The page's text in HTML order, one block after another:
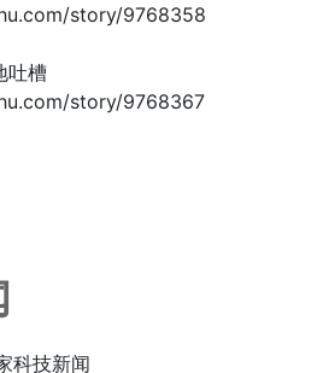
story/9768358
吐槽
story/9768367
科技新闻